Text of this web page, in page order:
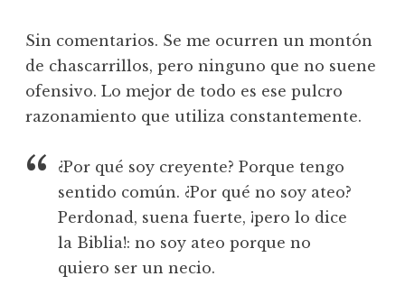
Sin comentarios. Se me ocurren un montón
de chascarrillos, pero ninguno que no suene
ofensivo. Lo mejor de todo es ese pulcro
razonamiento que utiliza constantemente.
¿Por qué soy creyente? Porque tengo
sentido común. ¿Por qué no soy ateo?
Perdonad, suena fuerte, ¡pero lo dice
la Biblia!: no soy ateo porque no
quiero ser un necio.